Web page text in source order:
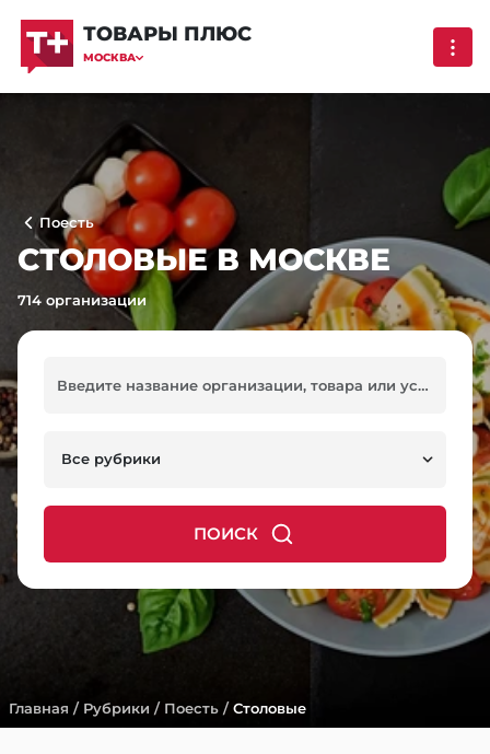
ТОВАРЫ ПЛЮС
МОСКВА
Поесть
СТОЛОВЫЕ В МОСКВЕ
714 организации
Все рубрики
ПОИСК
Главная / Рубрики / Поесть /Столовые